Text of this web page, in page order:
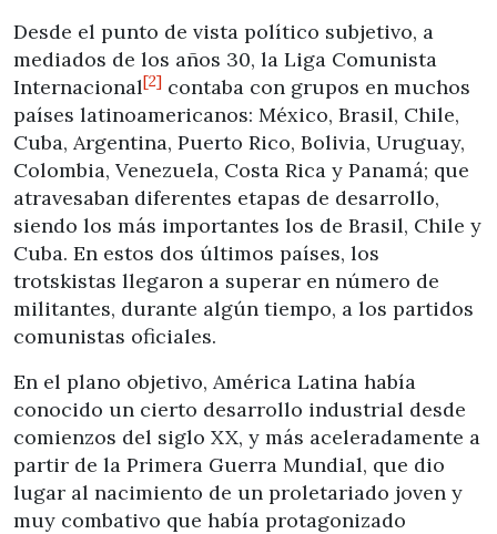
Desde el punto de vista político subjetivo, a
mediados de los años 30, la Liga Comunista
Internacional[2] contaba con grupos en muchos
países latinoamericanos: México, Brasil, Chile,
Cuba, Argentina, Puerto Rico, Bolivia, Uruguay,
Colombia, Venezuela, Costa Rica y Panamá; que
atravesaban diferentes etapas de desarrollo,
siendo los más importantes los de Brasil, Chile y
Cuba. En estos dos últimos países, los
trotskistas llegaron a superar en número de
militantes, durante algún tiempo, a los partidos
comunistas oficiales.
En el plano objetivo, América Latina había
conocido un cierto desarrollo industrial desde
comienzos del siglo XX, y más aceleradamente a
partir de la Primera Guerra Mundial, que dio
lugar al nacimiento de un proletariado joven y
muy combativo que había protagonizado